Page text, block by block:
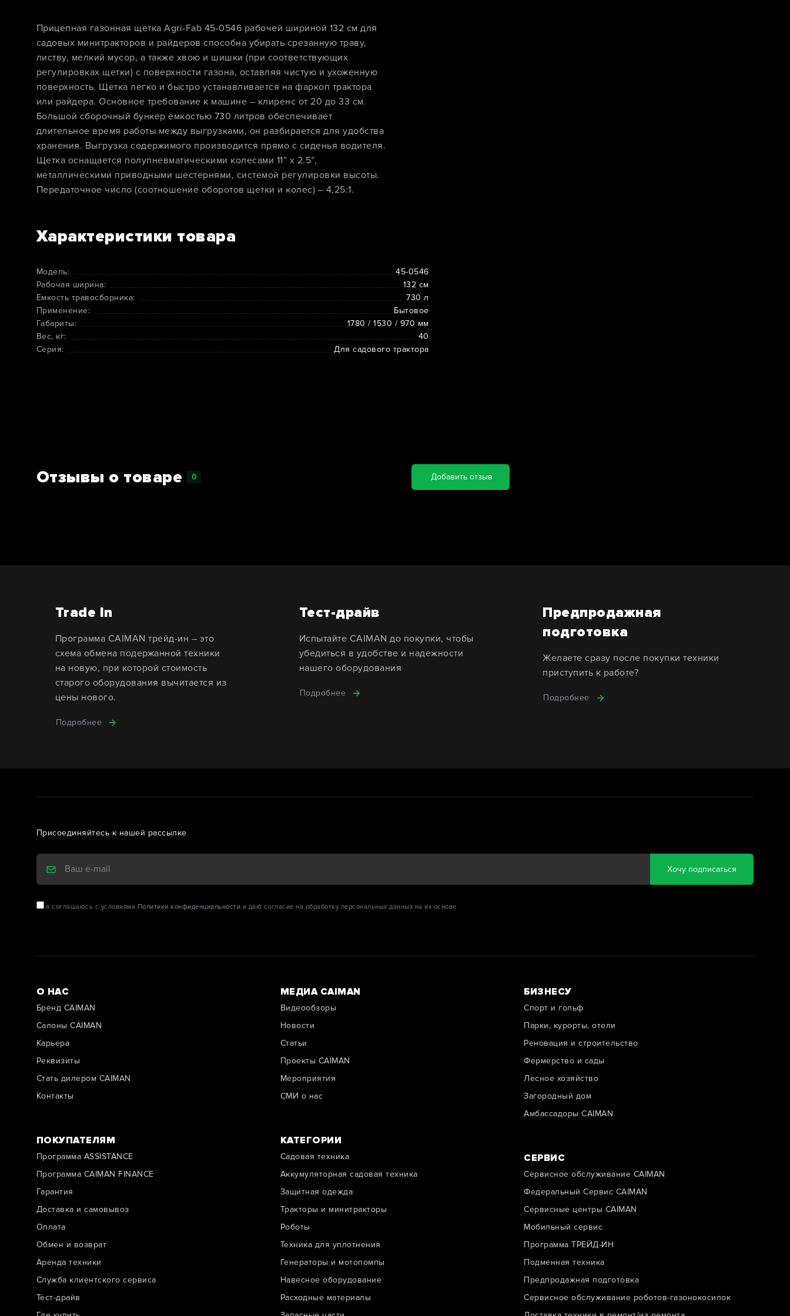
Прицепная газонная щетка Agri-Fab 45-0546 рабочей шириной 132 см для
садовых минитракторов и райдеров способна убирать срезанную траву,
листву, мелкий мусор, а также хвою и шишки (при соответствующих
регулировках щетки) с поверхности газона, оставляя чистую и ухоженную
поверхность. Щетка легко и быстро устанавливается на фаркоп трактора
или райдера. Основное требование к машине – клиренс от 20 до 33 см.
Большой сборочный бункер емкостью 730 литров обеспечивает
длительное время работы между выгрузками, он разбирается для удобства
хранения. Выгрузка содержимого производится прямо с сиденья водителя.
Щетка оснащается полупневматическими колесами 11” x 2.5”,
металлическими приводными шестернями, системой регулировки высоты.
Передаточное число (соотношение оборотов щетки и колес) – 4,25:1.
Характеристики товара
Модель:
45-0546
Рабочая ширина:
132 см
Емкость травосборника:
730 л
Применение:
Бытовое
Габариты:
1780 / 1530 / 970 мм
Вес, кг:
40
Серия:
Для садового трактора
Отзывы о товаре 0 Добавить отзыв
Trade In
Программа CAIMAN трейд-ин – это
схема обмена подержанной техники
на новую, при которой стоимость
старого оборудования вычитается из
цены нового.
Подробнее
Тест-драйв
Испытайте CAIMAN до покупки, чтобы
убедиться в удобстве и надежности
нашего оборудования
Подробнее
Предпродажная
подготовка
Желаете сразу после покупки техники
приступить к работе?
Подробнее
Присоединяйтесь к нашей рассылке
Хочу подписаться
я соглашаюсь с условиями Политики конфиденциальности и даю согласие на обработку персональных данных на их основе
О НАС
Бренд CAIMAN
Салоны CAIMAN
Карьера
Реквизиты
Стать дилером CAIMAN
Контакты
ПОКУПАТЕЛЯМ
Программа ASSISTANCE
Программа CAIMAN FINANCE
Гарантия
Доставка и самовывоз
Оплата
Обмен и возврат
Аренда техники
Служба клиентского сервиса
Тест-драйв
МЕДИА CAIMAN
Видеообзоры
Новости
Cтатьи
Проекты CAIMAN
Мероприятия
СМИ о нас
КАТЕГОРИИ
Садовая техника
Аккумуляторная садовая техника
Защитная одежда
Тракторы и минитракторы
Роботы
Техника для уплотнения
Генераторы и мотопомпы
Навесное оборудование
Расходные материалы
БИЗНЕСУ
Спорт и гольф
Парки, курорты, отели
Реновация и строительство
Фермерство и сады
Лесное хозяйство
Загородный дом
Амбассадоры CAIMAN
СЕРВИС
Сервисное обслуживание CAIMAN
Федеральный Сервис CAIMAN
Сервисные центры CAIMAN
Мобильный сервис
Программа ТРЕЙД-ИН
Подменная техника
Предпродажная подготовка
Сервисное обслуживание роботов-газонокосилок